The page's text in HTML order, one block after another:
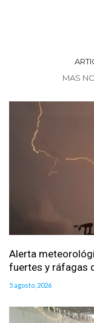
MAS
Alerta
fuertes y ráfagas
5 agosto, 2026